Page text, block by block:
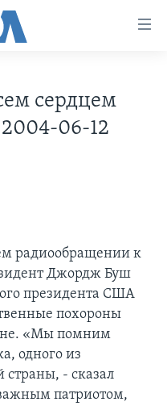
сердцем
06-12
радиообращении к
Джордж Буш
президента США
похороны
«Мы помним
одного из
- сказал
патриотом,